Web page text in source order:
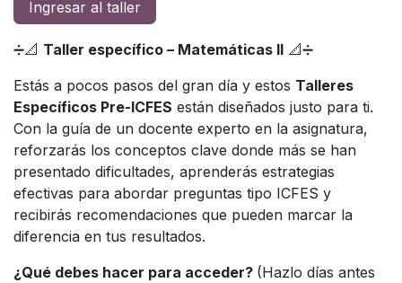
Ingresar al taller
➗📐 Taller específico – Matemáticas II 📐➗
Estás a pocos pasos del gran día y estos Talleres
Específicos Pre-ICFES están diseñados justo para ti.
Con la guía de un docente experto en la asignatura,
reforzarás los conceptos clave donde más se han
presentado dificultades, aprenderás estrategias
efectivas para abordar preguntas tipo ICFES y
recibirás recomendaciones que pueden marcar la
diferencia en tus resultados.
¿Qué debes hacer para acceder? (Hazlo días antes